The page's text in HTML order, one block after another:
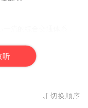
流的综合交通体系，
管理，缓解深圳的交
的出行体验。在这个
发展趋势，提前调整路
服务品质得到显著提
切换顺序